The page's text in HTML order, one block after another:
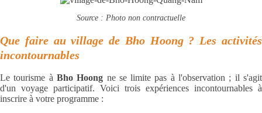
Source : Photo non contractuelle
Que faire au village de Bho Hoong ? Les activités
incontournables
Le tourisme à Bho Hoong ne se limite pas à l'observation ; il s'agit
d'un voyage participatif. Voici trois expériences incontournables à
inscrire à votre programme :